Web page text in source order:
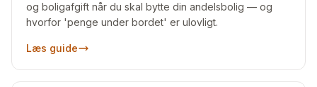
og boligafgift når du skal bytte din andelsbolig — og
hvorfor 'penge under bordet' er ulovligt.
Læs guide